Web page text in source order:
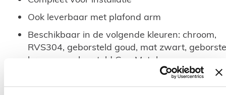
Ook leverbaar met plafond arm
Beschikbaar in de volgende kleuren: chroom,
RVS304, geborsteld goud, mat zwart,
brons en geborsteld Gun Metal
Deze set bestaat uit de volgende onderdelen: